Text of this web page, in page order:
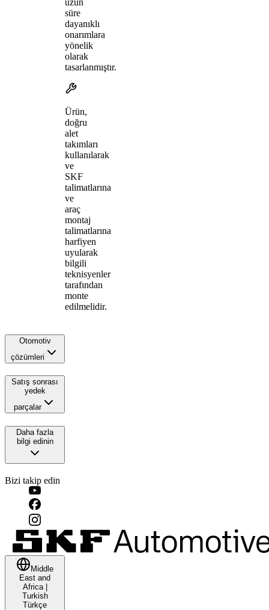
süre
dayanıklı
onarımlara
yönelik
olarak
tasarlanmıştır.
Ürün,
doğru
alet
takımları
kullanılarak
ve
SKF
talimatlarına
ve
araç
montaj
talimatlarına
harfiyen
uyularak
bilgili
teknisyenler
tarafından
monte
edilmelidir.
Otomotiv
çözümleri
Satış sonrası
yedek
parçalar
Daha fazla
bilgi edinin
Bizi takip edin
Middle
East and
Africa|
Turkish
Türkçe